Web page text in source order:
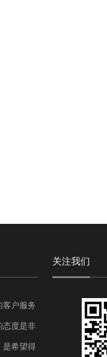
客户服务
态度是非
是希望得
关注我们